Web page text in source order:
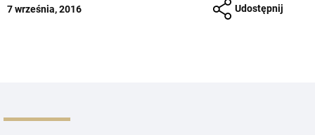
7 września, 2016 Udostępnij